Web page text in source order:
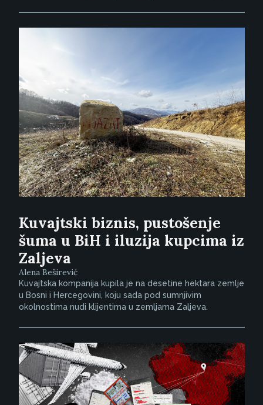
Kuvajtski biznis, pustošenje
šuma u BiH i iluzija kupcima iz
Zaljeva
Alena Beširević
Kuvajtska kompanija kupila je na desetine hektara zemlje
u Bosni i Hercegovini, koju sada pod sumnjivim
okolnostima nudi klijentima u zemljama Zaljeva.